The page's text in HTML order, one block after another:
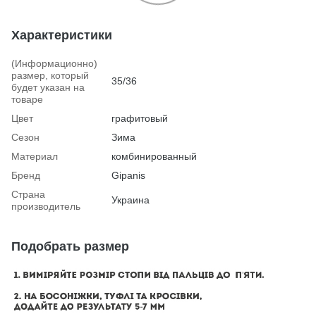
Характеристики
(Информационно)
размер, который
будет указан на
товаре
35/36
Цвет
графитовый
Сезон
Зима
Материал
комбинированный
Бренд
Gipanis
Страна
производитель
Украина
Подобрать размер